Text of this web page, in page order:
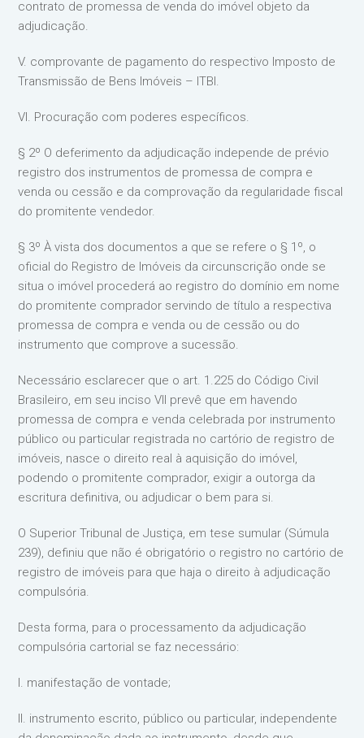
contrato de promessa de venda do imóvel objeto da
adjudicação.
V. comprovante de pagamento do respectivo Imposto de
Transmissão de Bens Imóveis – ITBI.
VI. Procuração com poderes específicos.
§ 2º O deferimento da adjudicação independe de prévio
registro dos instrumentos de promessa de compra e
venda ou cessão e da comprovação da regularidade fiscal
do promitente vendedor.
§ 3º À vista dos documentos a que se refere o § 1º, o
oficial do Registro de Imóveis da circunscrição onde se
situa o imóvel procederá ao registro do domínio em nome
do promitente comprador servindo de título a respectiva
promessa de compra e venda ou de cessão ou do
instrumento que comprove a sucessão.
Necessário esclarecer que o art. 1.225 do Código Civil
Brasileiro, em seu inciso VII prevê que em havendo
promessa de compra e venda celebrada por instrumento
público ou particular registrada no cartório de registro de
imóveis, nasce o direito real à aquisição do imóvel,
podendo o promitente comprador, exigir a outorga da
escritura definitiva, ou adjudicar o bem para si.
O Superior Tribunal de Justiça, em tese sumular (Súmula
239), definiu que não é obrigatório o registro no cartório de
registro de imóveis para que haja o direito à adjudicação
compulsória.
Desta forma, para o processamento da adjudicação
compulsória cartorial se faz necessário:
I. manifestação de vontade;
II. instrumento escrito, público ou particular, independente